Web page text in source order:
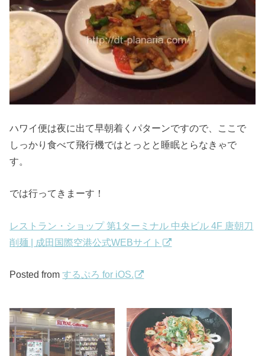
ハワイ便は夜に出て早朝着くパターンですので、ここで
しっかり食べて飛行機ではとっとと睡眠とらなきゃで
す。
では行ってきまーす！
レストラン・ショップ 第1ターミナル 中央ビル 4F 唐朝刀
削麺 | 成田国際空港公式WEBサイト
Posted fromするぷろ for iOS.